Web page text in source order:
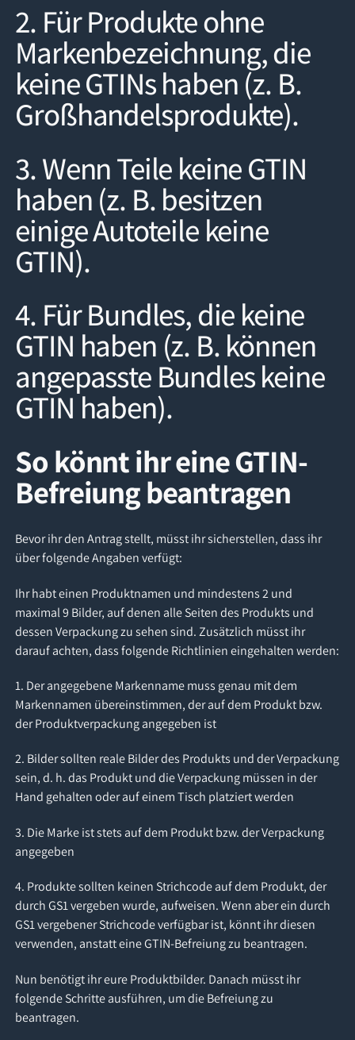
2. Für Produkte ohne
Markenbezeichnung, die
keine GTINs haben (z. B.
Großhandelsprodukte).
3. Wenn Teile keine GTIN
haben (z. B. besitzen
einige Autoteile keine
GTIN).
4. Für Bundles, die keine
GTIN haben (z. B. können
angepasste Bundles keine
GTIN haben).
So könnt ihr eine GTIN-
Befreiung beantragen
Bevor ihr den Antrag stellt, müsst ihr sicherstellen, dass ihr
über folgende Angaben verfügt:
Ihr habt einen Produktnamen und mindestens 2 und
maximal 9 Bilder, auf denen alle Seiten des Produkts und
dessen Verpackung zu sehen sind. Zusätzlich müsst ihr
darauf achten, dass folgende Richtlinien eingehalten werden:
1. Der angegebene Markenname muss genau mit dem
Markennamen übereinstimmen, der auf dem Produkt bzw.
der Produktverpackung angegeben ist
2. Bilder sollten reale Bilder des Produkts und der Verpackung
sein, d. h. das Produkt und die Verpackung müssen in der
Hand gehalten oder auf einem Tisch platziert werden
3. Die Marke ist stets auf dem Produkt bzw. der Verpackung
angegeben
4. Produkte sollten keinen Strichcode auf dem Produkt, der
durch GS1 vergeben wurde, aufweisen. Wenn aber ein durch
GS1 vergebener Strichcode verfügbar ist, könnt ihr diesen
verwenden, anstatt eine GTIN-Befreiung zu beantragen.
Nun benötigt ihr eure Produktbilder. Danach müsst ihr
folgende Schritte ausführen, um die Befreiung zu
beantragen.